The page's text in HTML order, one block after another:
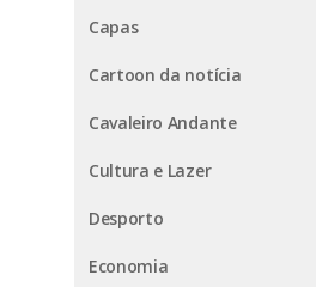
Capas
Cartoon da notícia
Cavaleiro Andante
Cultura e Lazer
Desporto
Economia